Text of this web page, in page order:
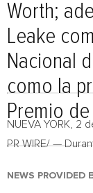
Worth;
Leake
Nacional
como la
Premio
NEWS PROVIDED
NUEVA YORK , 2
PR WIRE/ —